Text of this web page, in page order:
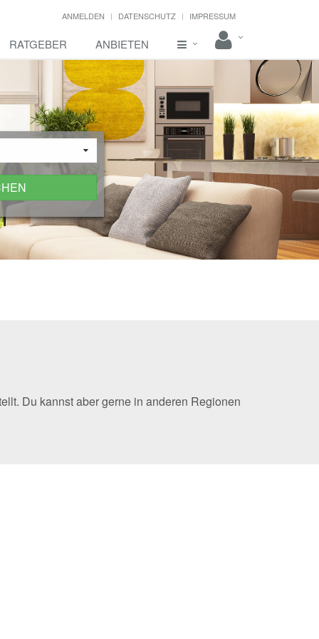
ANMELDEN DATENSCHUTZ IMPRESSUM
RATGEBER ANBIETEN
Du kannst aber gerne in anderen Regionen